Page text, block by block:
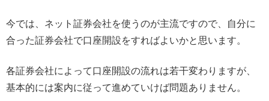
今では、ネット証券会社を使うのが主流ですので、自分に
合った証券会社で口座開設をすればよいかと思います。
各証券会社によって口座開設の流れは若干変わりますが、
基本的には案内に従って進めていけば問題ありません。